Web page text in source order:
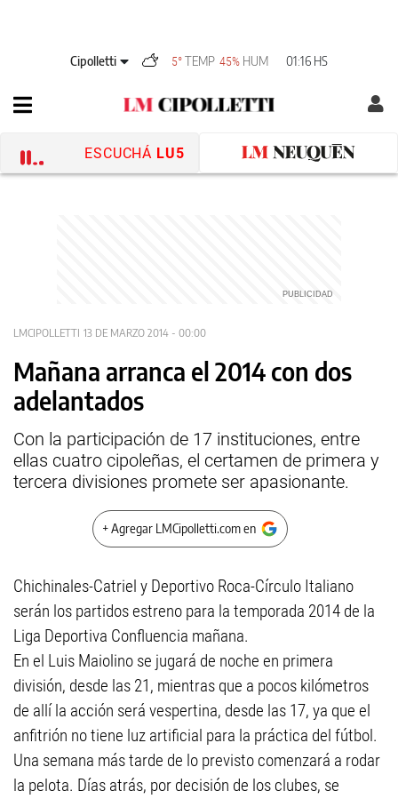
Cipolletti 5° TEMP 45% HUM 01:16 HS
ESCUCHÁ LU5
LMCIPOLLETTI 13 DE MARZO 2014 - 00:00
Mañana arranca el 2014 con dos
adelantados
Con la participación de 17 instituciones, entre
ellas cuatro cipoleñas, el certamen de primera y
tercera divisiones promete ser apasionante.
+ Agregar LMCipolletti.com en
Chichinales-Catriel y Deportivo Roca-Círculo Italiano
serán los partidos estreno para la temporada 2014 de la
Liga Deportiva Confluencia mañana.
En el Luis Maiolino se jugará de noche en primera
división, desde las 21, mientras que a pocos kilómetros
de allí la acción será vespertina, desde las 17, ya que el
anfitrión no tiene luz artificial para la práctica del fútbol.
Una semana más tarde de lo previsto comenzará a rodar
la pelota. Días atrás, por decisión de los clubes, se